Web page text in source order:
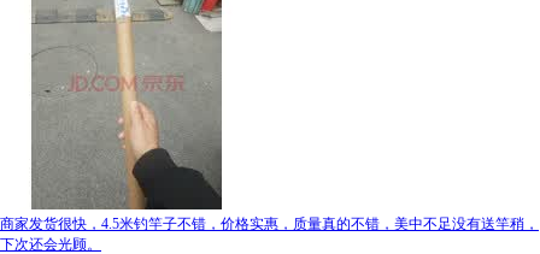
商家发货很快，4.5米钓竿子不错，价格实惠，质量真的不错，美中不足没有送竿稍，
下次还会光顾。